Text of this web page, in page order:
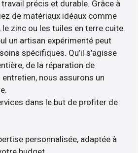
précis et durable. Grâce à
de matériaux idéaux comme
le zinc ou les tuiles en terre cuite.
un artisan expérimenté peut
spécifiques. Qu’il s’agisse
de la réparation de
entretien, nous assurons un
dans le but de profiter de
personnalisée, adaptée à